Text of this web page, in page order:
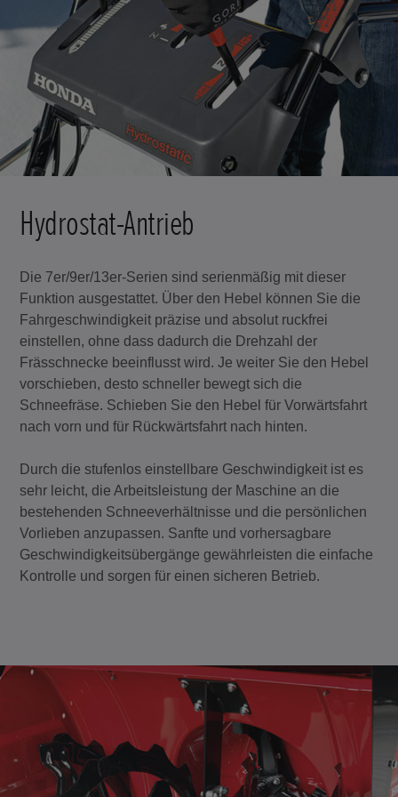
Hydrostat-Antrieb
Die 7er/9er/13er-Serien sind serienmäßig mit dieser
Funktion ausgestattet. Über den Hebel können Sie die
Fahrgeschwindigkeit präzise und absolut ruckfrei
einstellen, ohne dass dadurch die Drehzahl der
Frässchnecke beeinflusst wird. Je weiter Sie den Hebel
vorschieben, desto schneller bewegt sich die
Schneefräse. Schieben Sie den Hebel für Vorwärtsfahrt
nach vorn und für Rückwärtsfahrt nach hinten.
Durch die stufenlos einstellbare Geschwindigkeit ist es
sehr leicht, die Arbeitsleistung der Maschine an die
bestehenden Schneeverhältnisse und die persönlichen
Vorlieben anzupassen. Sanfte und vorhersagbare
Geschwindigkeitsübergänge gewährleisten die einfache
Kontrolle und sorgen für einen sicheren Betrieb.